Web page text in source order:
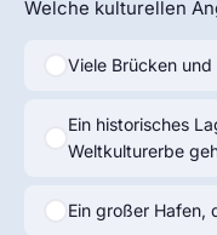
Welche kulturellen
Viele Brücken und
Ein historisches
Weltkulturerbe
Ein großer Hafen,